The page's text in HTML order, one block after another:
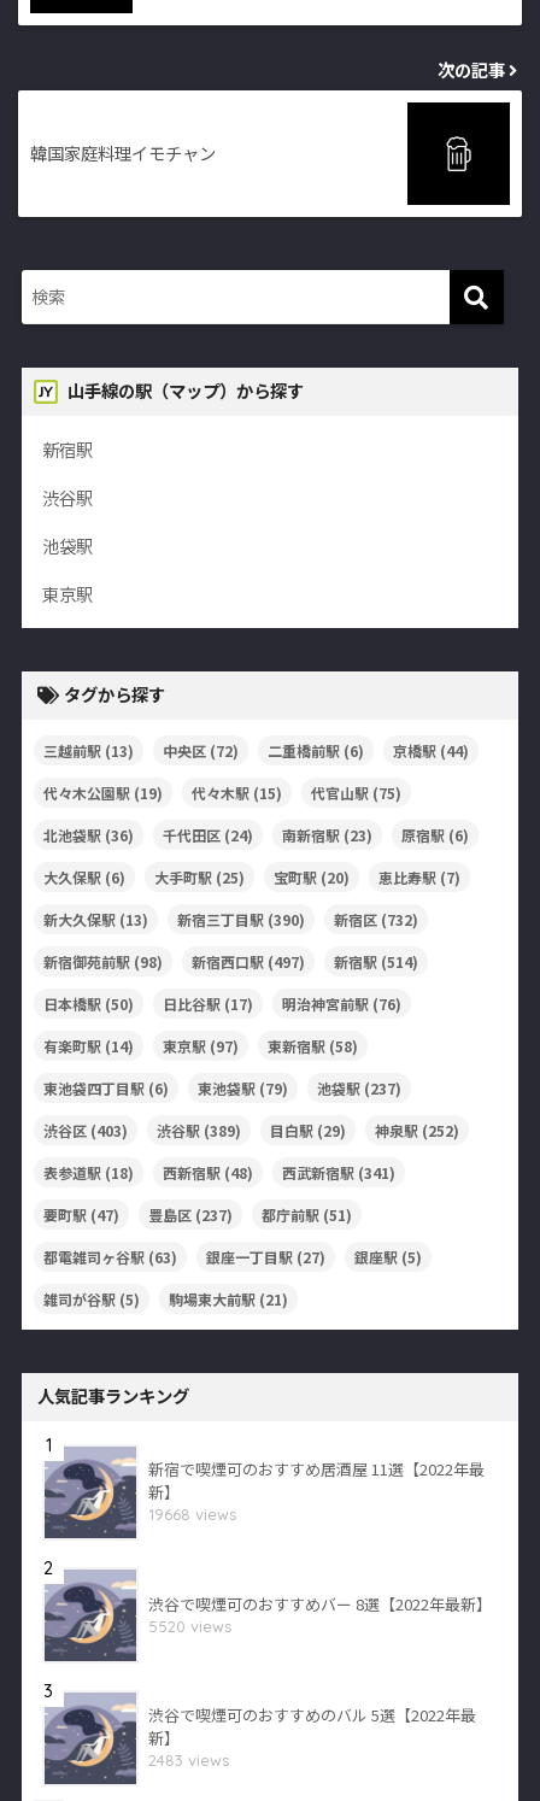
次の記事
韓国家庭料理イモチャン
山手線の駅（マップ）から探す
新宿駅
渋谷駅
池袋駅
東京駅
タグから探す
三越前駅 (13) 中央区(72) 二重橋前駅 (6) 京橋駅 (44)
代々木公園駅 (19) 代々木駅 (15) 代官山駅 (75)
北池袋駅 (36) 千代田区(24) 南新宿駅 (23) 原宿駅 (6)
大久保駅 (6) 大手町駅 (25) 宝町駅 (20) 恵比寿駅 (7)
新大久保駅 (13) 新宿三丁目駅 (390) 新宿区(732)
新宿御苑前駅 (98) 新宿西口駅 (497) 新宿駅 (514)
日本橋駅 (50) 日比谷駅 (17) 明治神宮前駅 (76)
有楽町駅 (14) 東京駅 (97) 東新宿駅 (58)
東池袋四丁目駅 (6) 東池袋駅 (79) 池袋駅 (237)
渋谷区(403) 渋谷駅 (389) 目白駅 (29) 神泉駅 (252)
表参道駅 (18) 西新宿駅 (48) 西武新宿駅 (341)
要町駅 (47) 豊島区(237) 都庁前駅 (51)
都電雑司ヶ谷駅 (63) 銀座一丁目駅 (27) 銀座駅 (5)
雑司が谷駅 (5) 駒場東大前駅 (21)
人気記事ランキング
1
新宿で喫煙可のおすすめ居酒屋 11選【2022年最
新】
19668 views
2
渋谷で喫煙可のおすすめバー 8選【2022年最新】
5520 views
3
渋谷で喫煙可のおすすめのバル 5選【2022年最
新】
2483 views